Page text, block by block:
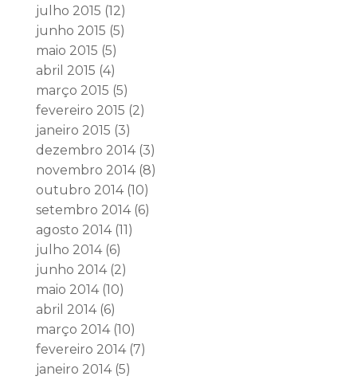
julho 2015 (12)
junho 2015 (5)
maio 2015 (5)
abril 2015 (4)
março 2015 (5)
fevereiro 2015 (2)
janeiro 2015 (3)
dezembro 2014(3)
novembro 2014(8)
outubro 2014(10)
setembro 2014(6)
agosto 2014(11)
julho 2014(6)
junho 2014(2)
maio 2014(10)
abril 2014(6)
março 2014(10)
fevereiro 2014(7)
janeiro 2014(5)